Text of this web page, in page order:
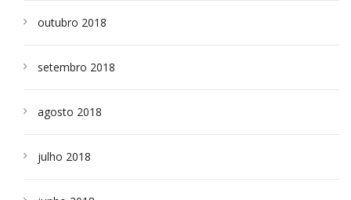
outubro 2018
setembro 2018
agosto 2018
julho 2018